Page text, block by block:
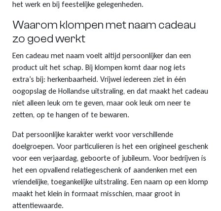
het werk en bij feestelijke gelegenheden.
Waarom klompen met naam cadeau
zo goed werkt
Een cadeau met naam voelt altijd persoonlijker dan een
product uit het schap. Bij klompen komt daar nog iets
extra’s bij: herkenbaarheid. Vrijwel iedereen ziet in één
oogopslag de Hollandse uitstraling, en dat maakt het cadeau
niet alleen leuk om te geven, maar ook leuk om neer te
zetten, op te hangen of te bewaren.
Dat persoonlijke karakter werkt voor verschillende
doelgroepen. Voor particulieren is het een origineel geschenk
voor een verjaardag, geboorte of jubileum. Voor bedrijven is
het een opvallend relatiegeschenk of aandenken met een
vriendelijke, toegankelijke uitstraling. Een naam op een klomp
maakt het klein in formaat misschien, maar groot in
attentiewaarde.
Klompsloffen
Klomp puntenslijpers
Klompjes golf
Eten & Drinken
Overige souvenirs
Geschenkpakketten
Themas
Kerstballen met logo
Graveringen met logo of tekst
Pins met logo
Emmers met logo